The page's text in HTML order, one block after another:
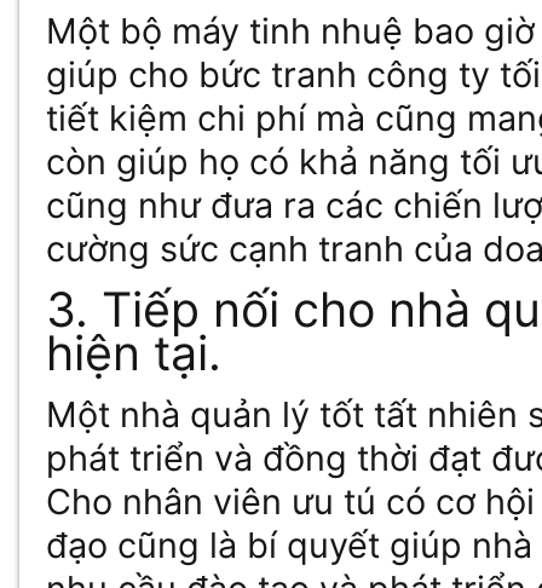
Một bộ máy tinh nhuệ bao
giúp cho bức tranh công ty
tiết kiệm chi phí mà cũng
còn giúp họ có khả năng tối
cũng như đưa ra các chiến
cường sức cạnh tranh của
3. Tiếp nối cho nhà
hiện tại.
Một nhà quản lý tốt tất nhiên
phát triển và đồng thời đạt
Cho nhân viên ưu tú có cơ
đạo cũng là bí quyết giúp